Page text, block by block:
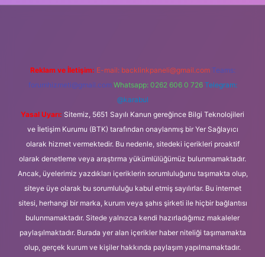
Reklam ve İletişim: E-mail: backlinkpaneli@gmail.com Teams:
forumhizmeti@gmail.com Whatsapp: 0262 606 0 726 Telegram:
@karabul
Yasal Uyarı: Sitemiz, 5651 Sayılı Kanun gereğince Bilgi Teknolojileri
ve İletişim Kurumu (BTK) tarafından onaylanmış bir Yer Sağlayıcı
olarak hizmet vermektedir. Bu nedenle, sitedeki içerikleri proaktif
olarak denetleme veya araştırma yükümlülüğümüz bulunmamaktadır.
Ancak, üyelerimiz yazdıkları içeriklerin sorumluluğunu taşımakta olup,
siteye üye olarak bu sorumluluğu kabul etmiş sayılırlar. Bu internet
sitesi, herhangi bir marka, kurum veya şahıs şirketi ile hiçbir bağlantısı
bulunmamaktadır. Sitede yalnızca kendi hazırladığımız makaleler
paylaşılmaktadır. Burada yer alan içerikler haber niteliği taşımamakta
olup, gerçek kurum ve kişiler hakkında paylaşım yapılmamaktadır.